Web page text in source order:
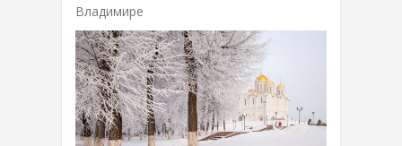
Владимире